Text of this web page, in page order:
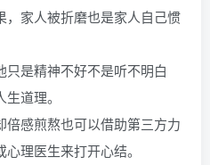
家人被折磨也是家人自己惯
是精神不好不是听不明白
道理。
感煎熬也可以借助第三方力
理医生来打开心结。